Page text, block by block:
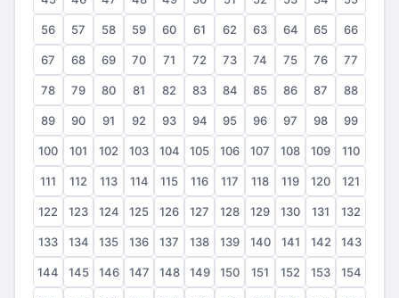
56 57 58 59 60 61 62 63 64 65 66
67 68 69 70 71 72 73 74 75 76 77
78 79 80 81 82 83 84 85 86 87 88
89 90 91 92 93 94 95 96 97 98 99
100 101 102 103 104 105 106 107 108 109 110
111 112 113 114 115 116 117 118 119 120 121
122 123 124 125 126 127 128 129 130 131 132
133 134 135 136 137 138 139 140 141 142 143
144 145 146 147 148 149 150 151 152 153 154